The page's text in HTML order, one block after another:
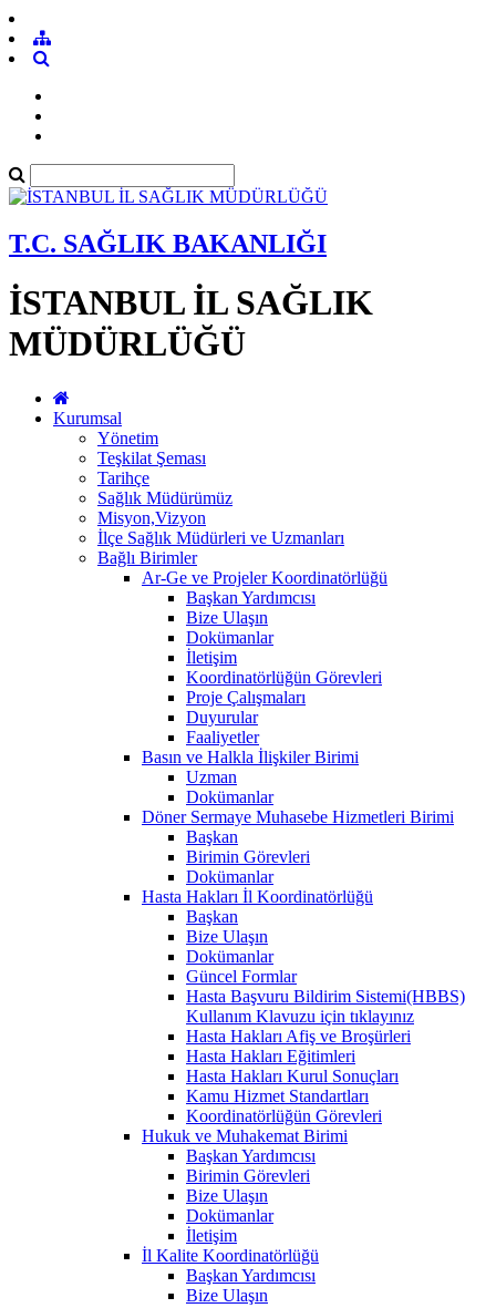
T.C. SAĞLIK BAKANLIĞI
İSTANBUL İL SAĞLIK
MÜDÜRLÜĞÜ
Kurumsal
Yönetim
Teşkilat Şeması
Tarihçe
Sağlık Müdürümüz
Misyon,Vizyon
İlçe Sağlık Müdürleri ve Uzmanları
Bağlı Birimler
Ar-Ge ve Projeler Koordinatörlüğü
Başkan Yardımcısı
Bize Ulaşın
Dokümanlar
İletişim
Koordinatörlüğün Görevleri
Proje Çalışmaları
Duyurular
Faaliyetler
Basın ve Halkla İlişkiler Birimi
Uzman
Dokümanlar
Döner Sermaye Muhasebe Hizmetleri Birimi
Başkan
Birimin Görevleri
Dokümanlar
Hasta Hakları İl Koordinatörlüğü
Başkan
Bize Ulaşın
Dokümanlar
Güncel Formlar
Hasta Başvuru Bildirim Sistemi(HBBS)
Kullanım Klavuzu için tıklayınız
Hasta Hakları Afiş ve Broşürleri
Hasta Hakları Eğitimleri
Hasta Hakları Kurul Sonuçları
Kamu Hizmet Standartları
Koordinatörlüğün Görevleri
Hukuk ve Muhakemat Birimi
Başkan Yardımcısı
Birimin Görevleri
Bize Ulaşın
Dokümanlar
İletişim
İl Kalite Koordinatörlüğü
Başkan Yardımcısı
Bize Ulaşın